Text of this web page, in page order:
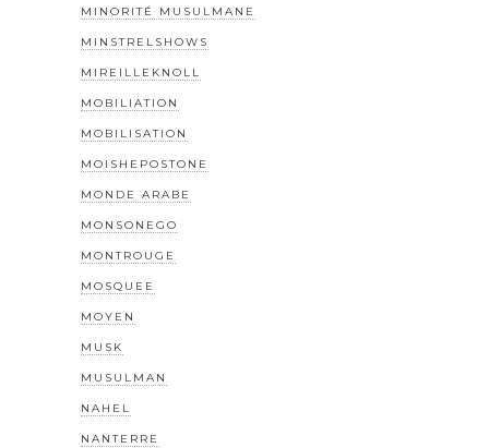
MINORITÉ MUSULMANE
MINSTRELSHOWS
MIREILLEKNOLL
MOBILIATION
MOBILISATION
MOISHEPOSTONE
MONDE ARABE
MONSONEGO
MONTROUGE
MOSQUEE
MOYEN
MUSK
MUSULMAN
NAHEL
NANTERRE